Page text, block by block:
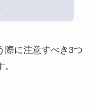
際に注意すべき3つ